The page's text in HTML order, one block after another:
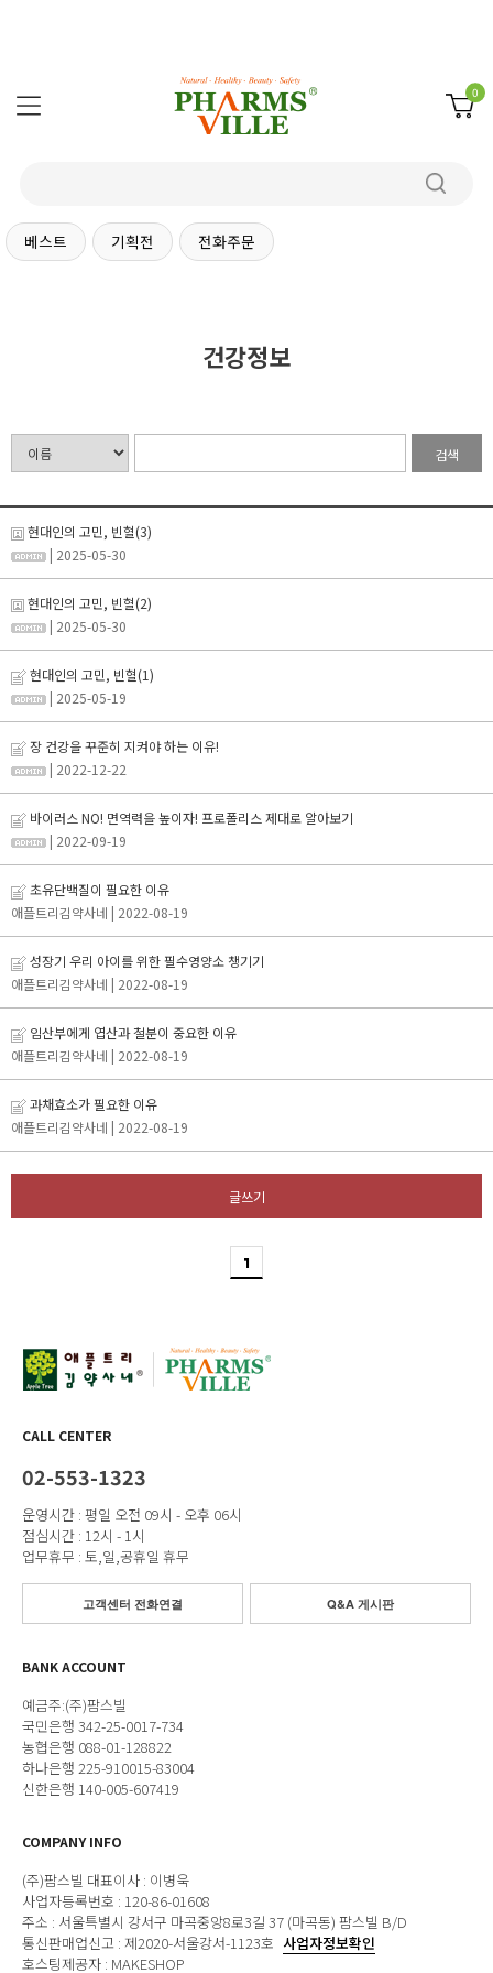
0
베스트 기획전 전화주문
건강정보
검색
현대인의 고민, 빈혈(3)
| 2025-05-30
현대인의 고민, 빈혈(2)
| 2025-05-30
현대인의 고민, 빈혈(1)
| 2025-05-19
장 건강을 꾸준히 지켜야 하는 이유!
| 2022-12-22
바이러스 NO! 면역력을 높이자! 프로폴리스 제대로 알아보기
| 2022-09-19
초유단백질이 필요한 이유
애플트리김약사네 | 2022-08-19
성장기 우리 아이를 위한 필수영양소 챙기기
애플트리김약사네 | 2022-08-19
임산부에게 엽산과 철분이 중요한 이유
애플트리김약사네 | 2022-08-19
과채효소가 필요한 이유
애플트리김약사네 | 2022-08-19
글쓰기
1
CALL CENTER
02-553-1323
운영시간 : 평일 오전 09시 - 오후 06시
점심시간 : 12시 - 1시
업무휴무 : 토,일,공휴일 휴무
고객센터 전화연결 Q&A 게시판
BANK ACCOUNT
예금주:(주)팜스빌
국민은행 342-25-0017-734
농협은행 088-01-128822
하나은행 225-910015-83004
신한은행 140-005-607419
COMPANY INFO
(주)팜스빌 대표이사 : 이병욱
사업자등록번호 : 120-86-01608
주소 : 서울특별시 강서구 마곡중앙8로3길 37 (마곡동) 팜스빌 B/D
통신판매업신고 : 제2020-서울강서-1123호 사업자정보확인
호스팅제공자 : MAKESHOP